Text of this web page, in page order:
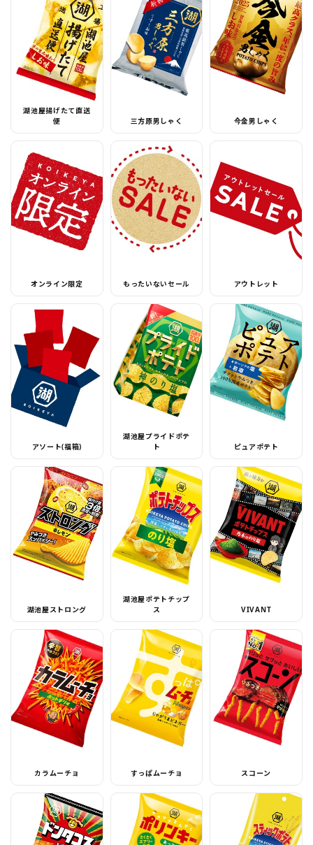
湖池屋揚げたて直送
便
三方原男しゃく 今金男しゃく
オンライン限定 もったいないセール アウトレット
アソート(福箱)
湖池屋プライドポテ
ト
ピュアポテト
湖池屋ストロング
湖池屋ポテトチップ
ス
VIVANT
カラムーチョ すっぱムーチョ スコーン